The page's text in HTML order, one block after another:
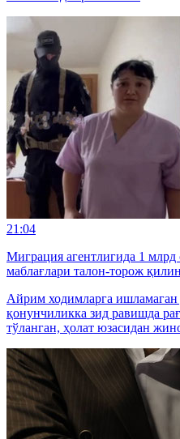
21:04
Миграция агентлигида 1
маблағлари талон-торож
Айрим ходимларга
қонунчиликка зид равишда
тўланган, ҳолат юзасидан